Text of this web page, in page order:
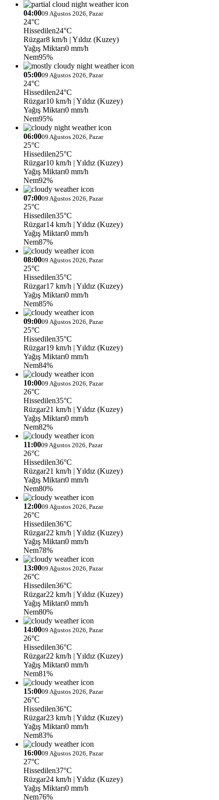
04:0009 Ağustos 2026, Pazar
24°C
Hissedilen24°C
Rüzgar8 km/h | Yıldız (Kuzey)
Yağış Miktarı0 mm/h
Nem95%
05:0009 Ağustos 2026, Pazar
24°C
Hissedilen24°C
Rüzgar10 km/h | Yıldız (Kuzey)
Yağış Miktarı0 mm/h
Nem95%
06:0009 Ağustos 2026, Pazar
25°C
Hissedilen25°C
Rüzgar10 km/h | Yıldız (Kuzey)
Yağış Miktarı0 mm/h
Nem92%
07:0009 Ağustos 2026, Pazar
25°C
Hissedilen35°C
Rüzgar14 km/h | Yıldız (Kuzey)
Yağış Miktarı0 mm/h
Nem87%
08:0009 Ağustos 2026, Pazar
25°C
Hissedilen35°C
Rüzgar17 km/h | Yıldız (Kuzey)
Yağış Miktarı0 mm/h
Nem85%
09:0009 Ağustos 2026, Pazar
25°C
Hissedilen35°C
Rüzgar19 km/h | Yıldız (Kuzey)
Yağış Miktarı0 mm/h
Nem84%
10:0009 Ağustos 2026, Pazar
26°C
Hissedilen35°C
Rüzgar21 km/h | Yıldız (Kuzey)
Yağış Miktarı0 mm/h
Nem82%
11:0009 Ağustos 2026, Pazar
26°C
Hissedilen36°C
Rüzgar21 km/h | Yıldız (Kuzey)
Yağış Miktarı0 mm/h
Nem80%
12:0009 Ağustos 2026, Pazar
26°C
Hissedilen36°C
Rüzgar22 km/h | Yıldız (Kuzey)
Yağış Miktarı0 mm/h
Nem78%
13:0009 Ağustos 2026, Pazar
26°C
Hissedilen36°C
Rüzgar22 km/h | Yıldız (Kuzey)
Yağış Miktarı0 mm/h
Nem80%
14:0009 Ağustos 2026, Pazar
26°C
Hissedilen36°C
Rüzgar22 km/h | Yıldız (Kuzey)
Yağış Miktarı0 mm/h
Nem81%
15:0009 Ağustos 2026, Pazar
26°C
Hissedilen36°C
Rüzgar23 km/h | Yıldız (Kuzey)
Yağış Miktarı0 mm/h
Nem83%
16:0009 Ağustos 2026, Pazar
27°C
Hissedilen37°C
Rüzgar24 km/h | Yıldız (Kuzey)
Yağış Miktarı0 mm/h
Nem76%